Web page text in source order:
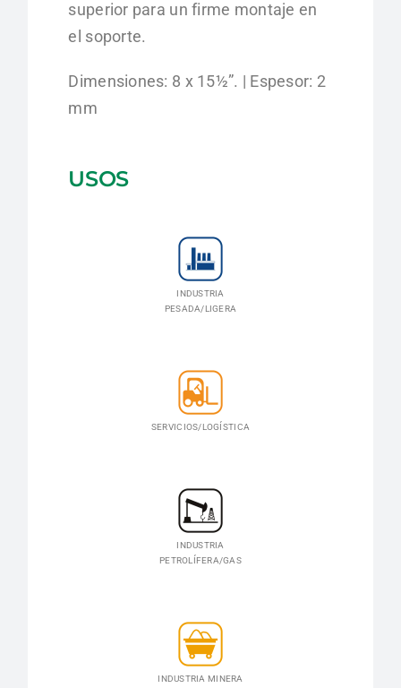
superior para un firme montaje en
el soporte.
Dimensiones: 8 x 15½”. | Espesor: 2
mm
USOS
INDUSTRIA
PESADA/LIGERA
SERVICIOS/LOGÍSTICA
INDUSTRIA
PETROLÍFERA/GAS
INDUSTRIA MINERA